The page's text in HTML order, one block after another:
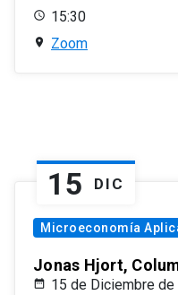
15:30
Zoom
15 DIC
Microeconomía
Jonas Hjort,
15 de Diciembre de